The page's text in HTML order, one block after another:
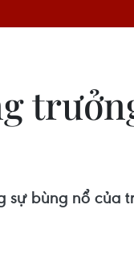
sự bùng nổ